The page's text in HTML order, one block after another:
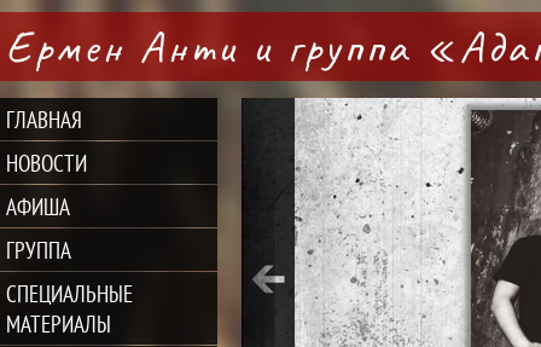
Ермен Анти и группа
ГЛАВНАЯ
НОВОСТИ
АФИША
ГРУППА
СПЕЦИАЛЬНЫЕ
МАТЕРИАЛЫ